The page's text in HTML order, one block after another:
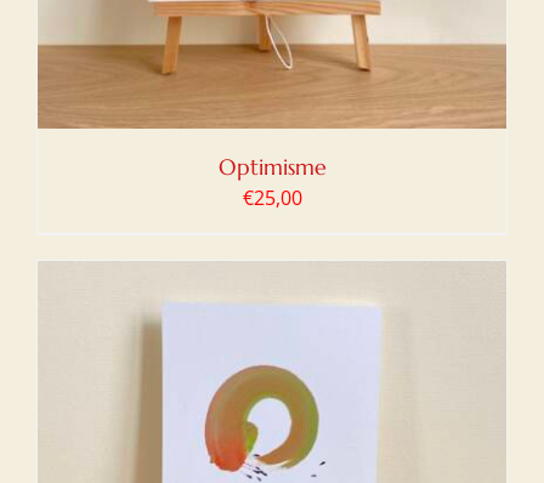
Optimisme
€25,00